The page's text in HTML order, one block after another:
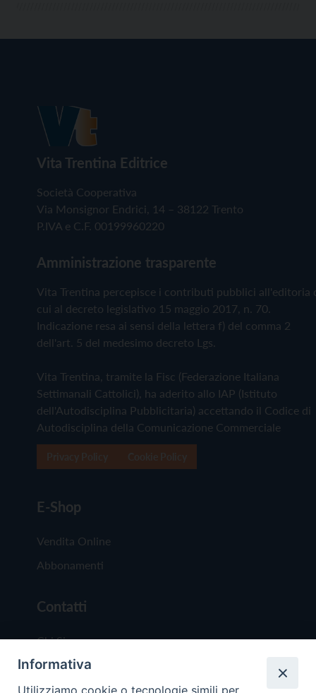
Vita Trentina Editrice
Società Cooperativa
Via Monsignor Endrici, 14 – 38122 Trento
P.IVA e C.F. 00199960220
Amministrazione trasparente
Vita Trentina percepisce i contributi pubblici all'editoria
cui al decreto legislativo 15 maggio 2017, n. 70.
Indicazione resa ai sensi della lettera f) del comma 2
dell'art. 5 del medesimo decreto Lgs.
Vita Trentina, tramite la Fisc (Federazione Italiana
Settimanali Cattolici), ha aderito allo IAP (Istituto
dell'Autodisciplina Pubblicitaria) accettando il Codice di
Autodisciplina della Comunicazione Commerciale
E-Shop
Vendita Online
Abbonamenti
Contatti
Chi Siamo
Redazione
Scrivici
Informativa